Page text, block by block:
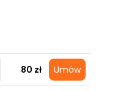
80 zł Umów